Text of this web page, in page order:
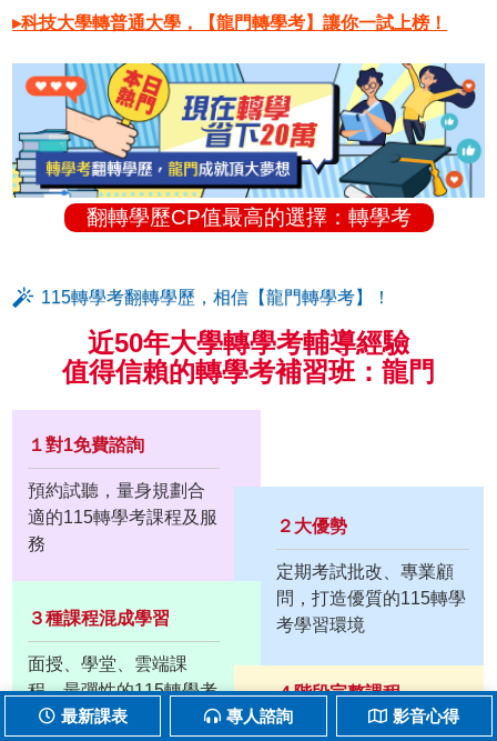
最新課表 專人諮詢 影音心得
▸科技大學轉普通大學，【龍門轉學考】讓你一試上榜！
翻轉學歷CP值最高的選擇：轉學考
115轉學考翻轉學歷，相信【龍門轉學考】！
近50年大學轉學考輔導經驗
值得信賴的轉學考補習班：龍門
１對1免費諮詢
預約試聽，量身規劃合
適的115轉學考課程及服
務
２大優勢
定期考試批改、專業顧
問，打造優質的115轉學
考學習環境
３種課程混成學習
面授、學堂、雲端課
程，最彈性的115轉學考
學習模式
４階段完整課程